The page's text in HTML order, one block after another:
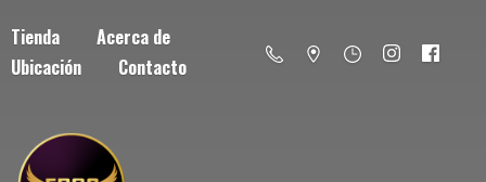
Tienda
Acerca de
Ubicación
Contacto